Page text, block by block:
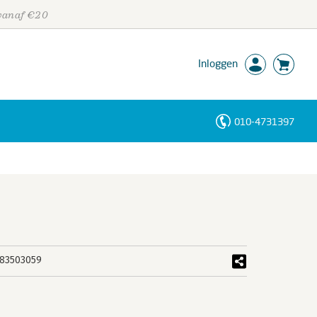
€20
Inloggen
010-4731397
Personen